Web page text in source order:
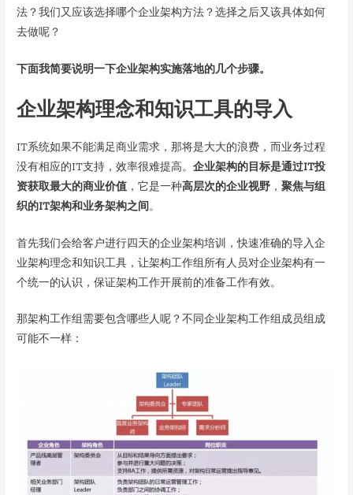
法？我们又应该选择哪个企业架构方法？选择之后又该具体如何
去做呢？
下面我简要说明一下企业架构实施落地的几个步骤。
企业架构理念和知识工具的导入
IT系统如果不能满足商业需求，那将是大大的浪费，而业务过程
没有相应的IT支持，效率很难提高。企业架构的目标是通过IT投
资获取最大的商业价值 ，它是一种高层次的企业视野 ，聚焦与组
织的IT架构和业务架构之间。
首先我们会给客户进行四天的企业架构培训，快速准确的导入企
业架构理念和知识工具，让架构工作组所有人员对企业架构有一
个统一的认识，保证架构工作开展前的准备工作有效。
那架构工作组需要包含哪些人呢？不同企业架构工作组成员组成
可能不一样：